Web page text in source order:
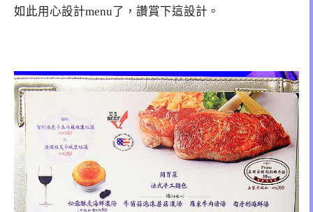
如此用心設計menu了，讚賞下這設計。